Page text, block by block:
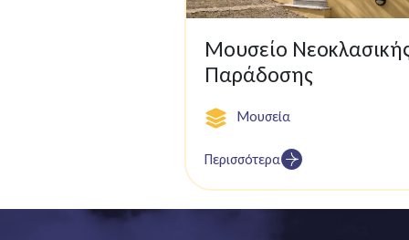
Μουσείο
Παράδοσης
Μουσεία
Περισσότερα